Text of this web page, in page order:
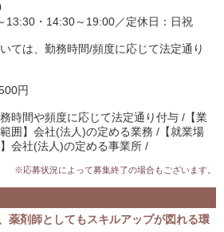
13:30・14:30～19:00／定休日：日祝
ては、勤務時間/頻度に応じて法定通り
円
時間や頻度に応じて法定通り付与 /【業
囲】会社(法人)の定める業務 /【就業場
会社(法人)の定める事業所 /
※応募状況によって募集終了の場合もございます。
薬剤師としてもスキルアップが図れる環